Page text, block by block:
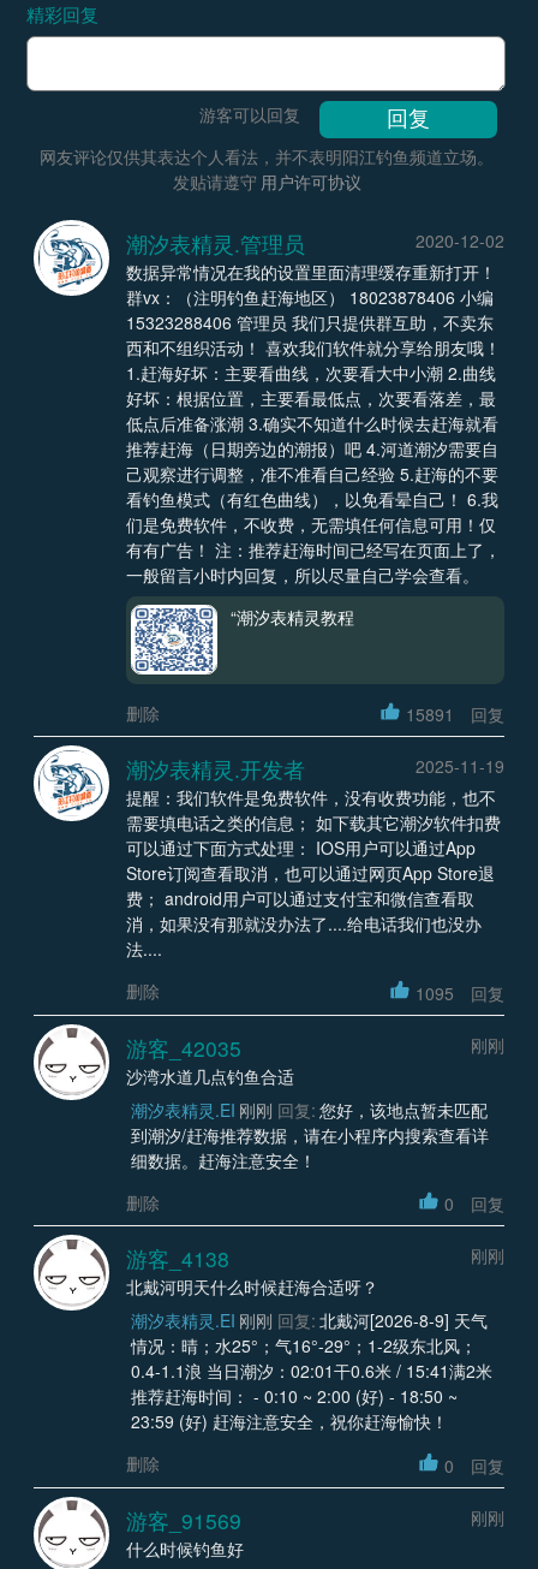
精彩回复
游客可以回复
网友评论仅供其表达个人看法，并不表明阳江钓鱼频道立场。
发贴请遵守 用户许可协议
潮汐表精灵.管理员
2020-12-02
数据异常情况在我的设置里面清理缓存重新打开！
群vx：（注明钓鱼赶海地区） 18023878406 小编
15323288406 管理员 我们只提供群互助，不卖东
西和不组织活动！ 喜欢我们软件就分享给朋友哦！
1.赶海好坏：主要看曲线，次要看大中小潮 2.曲线
好坏：根据位置，主要看最低点，次要看落差，最
低点后准备涨潮 3.确实不知道什么时候去赶海就看
推荐赶海（日期旁边的潮报）吧 4.河道潮汐需要自
己观察进行调整，准不准看自己经验 5.赶海的不要
看钓鱼模式（有红色曲线），以免看晕自己！ 6.我
们是免费软件，不收费，无需填任何信息可用！仅
有有广告！ 注：推荐赶海时间已经写在页面上了，
一般留言小时内回复，所以尽量自己学会查看。
“潮汐表精灵教程
删除 15891 回复
潮汐表精灵.开发者
2025-11-19
提醒：我们软件是免费软件，没有收费功能，也不
需要填电话之类的信息； 如下载其它潮汐软件扣费
可以通过下面方式处理： IOS用户可以通过App
Store订阅查看取消，也可以通过网页App Store退
费； android用户可以通过支付宝和微信查看取
消，如果没有那就没办法了....给电话我们也没办
法....
删除
1095 回复
游客_42035
刚刚
沙湾水道几点钓鱼合适
潮汐表精灵.EI 刚刚 回复: 您好，该地点暂未匹配
到潮汐/赶海推荐数据，请在小程序内搜索查看详
细数据。赶海注意安全！
删除
0 回复
游客_4138
刚刚
北戴河明天什么时候赶海合适呀？
潮汐表精灵.EI 刚刚 回复: 北戴河[2026-8-9] 天气
情况：晴；水25°；气16°-29°；1-2级东北风；
0.4-1.1浪 当日潮汐：02:01干0.6米 / 15:41满2米
推荐赶海时间： - 0:10 ~ 2:00 (好) - 18:50 ~
23:59 (好) 赶海注意安全，祝你赶海愉快！
删除
0 回复
游客_91569
刚刚
什么时候钓鱼好